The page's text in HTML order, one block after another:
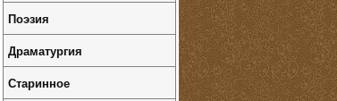
Поэзия
Драматургия
Старинное